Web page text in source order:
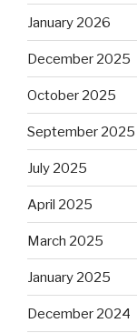
January 2026
December 2025
October 2025
September 2025
July 2025
April 2025
March 2025
January 2025
December 2024